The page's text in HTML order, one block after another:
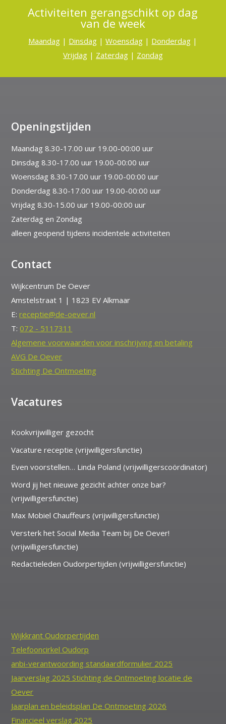
Activiteiten gerangschikt op dag
van de week
Maandag | Dinsdag |Woensdag | Donderdag |
Vrijdag| Zaterdag| Zondag
Openingstijden
Maandag 8.30-17.00 uur 19.00-00:00 uur
Dinsdag 8.30-17.00 uur 19.00-00:00 uur
Woensdag 8.30-17.00 uur 19.00-00:00 uur
Donderdag 8.30-17.00 uur 19.00-00:00 uur
Vrijdag 8.30-15.00 uur 19.00-00:00 uur
Zaterdag en Zondag
alleen geopend tijdens incidentele activiteiten
Contact
Wijkcentrum De Oever
Amstelstraat 1 | 1823 EV Alkmaar
E: receptie@de-oever.nl
T: 072 - 5117311
Algemene voorwaarden voor inschrijving en betaling
AVG De Oever
Stichting De Ontmoeting
Vacatures
Kookvrijwilliger gezocht
Vacature receptie (vrijwilligersfunctie)
Even voorstellen… Linda Poland (vrijwilligerscoördinator)
Word jij het nieuwe gezicht achter onze bar?
(vrijwilligersfunctie)
Max Mobiel Chauffeurs (vrijwilligersfunctie)
Versterk het Social Media Team bij De Oever!
(vrijwilligersfunctie)
Redactieleden Oudorpertijden (vrijwilligersfunctie)
Wijkkrant Oudorpertijden
Telefooncirkel Oudorp
anbi-verantwoording standaardformulier 2025
Jaarverslag 2025 Stichting de Ontmoeting locatie de
Oever
Jaarplan en beleidsplan De Ontmoeting 2026
Financieel verslag 2025